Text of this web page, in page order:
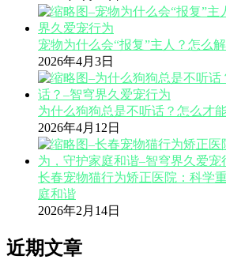
宠物为什么会“报复”主人？怎么
2026年4月3日
为什么狗狗总是不听话？怎么才
2026年4月12日
长春宠物猫行为矫正医院：科学
庭和谐
2026年2月14日
近期文章